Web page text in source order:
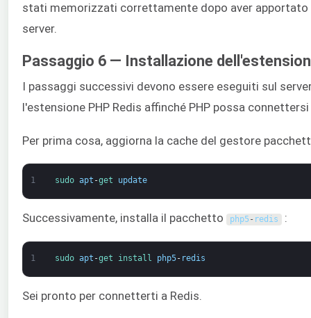
stati memorizzati correttamente dopo aver
server.
Passaggio 6 — Installazione
I passaggi successivi devono essere eseguiti sul
l'estensione PHP Redis affinché PHP possa
Per prima cosa, aggiorna la cache del gestore
1 sudo apt -get update
Successivamente, installa il pacchetto php5 - redis :
1 sudo apt -get install php5- redis
Sei pronto per connetterti a Redis.